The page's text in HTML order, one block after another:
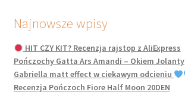
Najnowsze wpisy
HIT CZY KIT? Recenzja rajstop z AliExpress
Pończochy Gatta Ars Amandi – Okiem Jolanty
Gabriella matt effect w ciekawym odcieniu
Recenzja Pończoch Fiore Half Moon 20DEN